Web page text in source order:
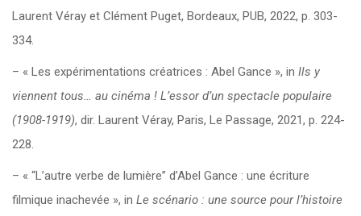
Laurent Véray et Clément Puget, Bordeaux, PUB, 2022, p. 303-
334.
– « Les expérimentations créatrices : Abel Gance », in Ils y
viennent tous… au cinéma ! L’essor d’un spectacle populaire
(1908-1919), dir. Laurent Véray, Paris, Le Passage, 2021, p. 224-
228.
– « “L’autre verbe de lumière” d’Abel Gance : une écriture
filmique inachevée », in Le scénario : une source pour l’histoire